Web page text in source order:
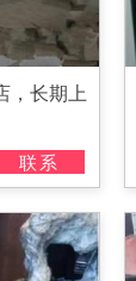
，长期上
联系